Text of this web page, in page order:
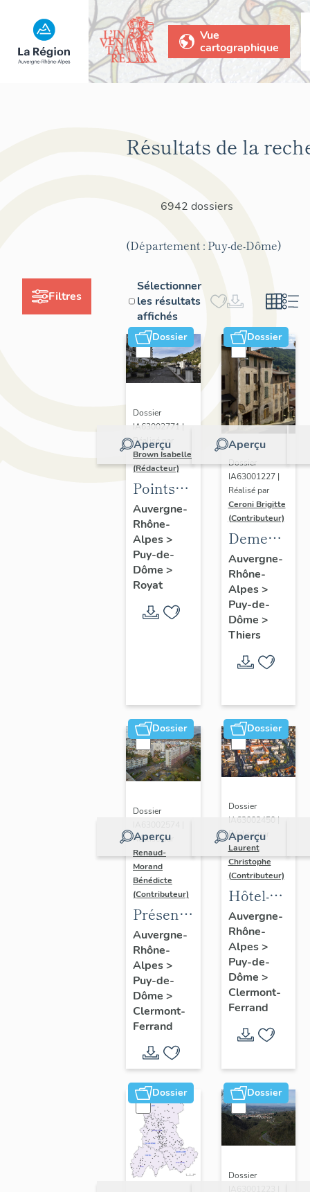
Vue
cartographique
Filtres
Résultats de la
6942 dossiers
(Département : Puy-de-Dôme)
Sélectionner
les résultats
affichés
Dossier
Aperçu
Dossier
IA63002771 |
Réalisé par
Brown Isabelle
(Rédacteur)
Points
de vue
sur le
paysage
thermal
Auvergne-
Rhône-
Alpes>
Puy-de-
Dôme >
Royat
Dossier
Aperçu
Dossier
IA63001227 |
Réalisé par
Ceroni Brigitte
(Contributeur)
Demeures
en site
de pente
Auvergne-
Rhône-
Alpes>
Puy-de-
Dôme >
Thiers
Dossier
Aperçu
Dossier
Réalisé par
Renaud-
Morand
Bénédicte
(Contributeur)
Présentation
de
l'opération
ponctuelle
"Muraille
de
Chine"
(de
Clermont-
Ferrand)
Auvergne-
Rhône-
Alpes>
Puy-de-
Dôme >
Clermont-
Ferrand
Dossier
Aperçu
Dossier
IA63002450 |
Réalisé par
Laurent
Christophe
(Contributeur)
Hôtel-
Dieu de
Clermont-
Ferrand
: les
raisons
de
l'étude
Auvergne-
Rhône-
Alpes>
Puy-de-
Dôme >
Clermont-
Ferrand
Dossier Dossier
Dossier